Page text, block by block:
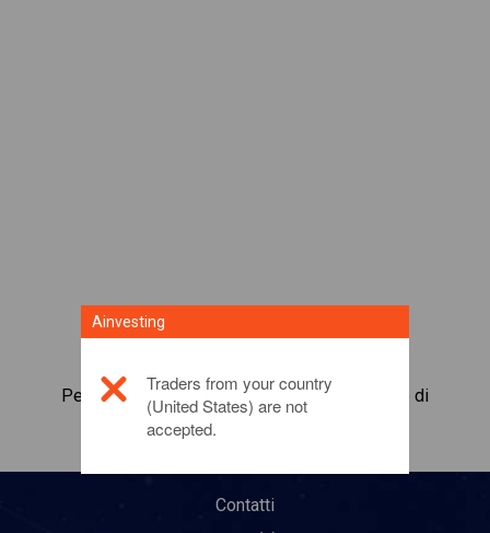
Per maggiori informazioni su questo prodotto di
investimento,fai clic qui
Contatti
Ainvesting
Traders from your country
(United States) are not
accepted.